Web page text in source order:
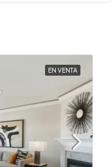
EN VENTA